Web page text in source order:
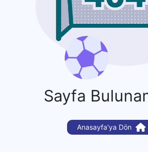
Sayfa
Anasayfa'ya Dön